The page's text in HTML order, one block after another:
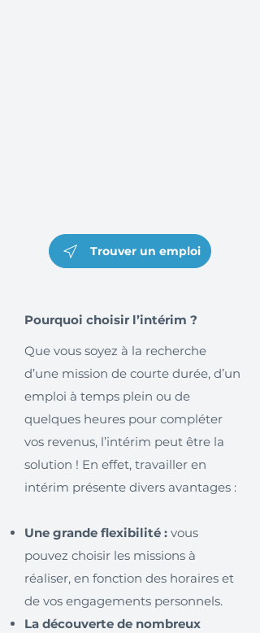
Trouver un emploi
Pourquoi choisir l’intérim ?
Que vous soyez à la recherche
d’une mission de courte durée, d’un
emploi à temps plein ou de
quelques heures pour compléter
vos revenus, l’intérim peut être la
solution ! En effet, travailler en
intérim présente divers avantages :
Une grande flexibilité : vous
pouvez choisir les missions à
réaliser, en fonction des horaires et
de vos engagements personnels.
La découverte de nombreux